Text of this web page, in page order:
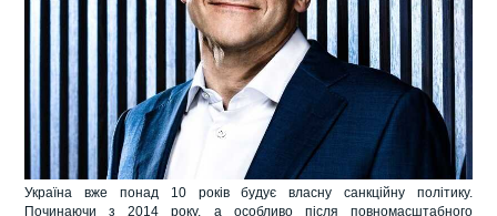
Україна вже понад 10 років будує власну санкційну політику.
Починаючи з 2014 року, а особливо після повномасштабного